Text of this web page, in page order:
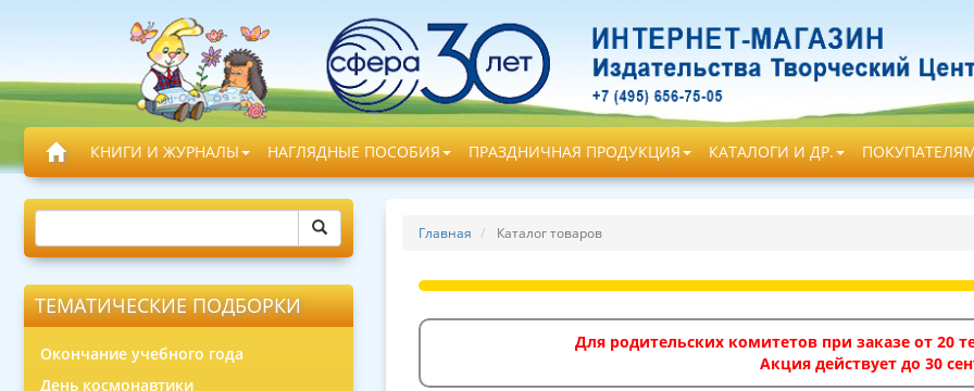
КНИГИ И ЖУРНАЛЫ НАГЛЯДНЫЕ ПОСОБИЯ ПРАЗДНИЧНАЯ ПРОДУКЦИЯ КАТАЛОГИ И ДР.
ТЕМАТИЧЕСКИЕ ПОДБОРКИ
Окончание учебного года
День космонавтики
Главная Каталог товаров
Для родительских комитетов при заказе от 20
Акция действует до 30